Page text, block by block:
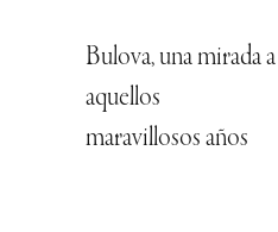
Bulova, una mirada a
aquellos
maravillosos años